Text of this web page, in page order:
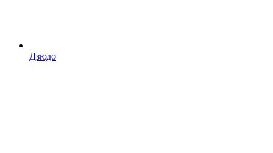
Дзюдо